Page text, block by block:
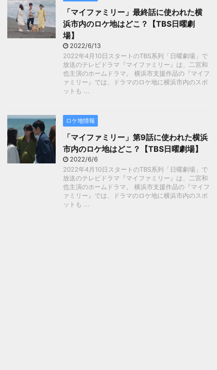
「マイファミリー」最終話に使われた横
浜市内のロケ地はどこ？【TBS日曜劇
場】
2022/6/13
2022年4月10日スタートのTBS系列「日曜劇場」で
放送のテレビドラマ『マイファミリー』は、二宮和
也主演のホームドラマ。 横浜市支援作品の『マイフ
ァミリー』では、ドラマのロケ地に横浜市内のスポ
ットも ...
ロケ地情報
「マイファミリー」第9話に使われた横浜
市内のロケ地はどこ？【TBS日曜劇場】
2022/6/6
2022年4月10日スタートのTBS系列「日曜劇場」で
放送のテレビドラマ『マイファミリー』は、二宮和
也主演のホームドラマ。 横浜市支援作品の『マイフ
ァミリー』では、ドラマのロケ地に横浜市内のスポ
ットも ...